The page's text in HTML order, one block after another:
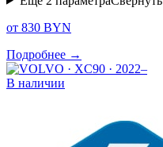
от 830 BYN
Подробнее →
В наличии